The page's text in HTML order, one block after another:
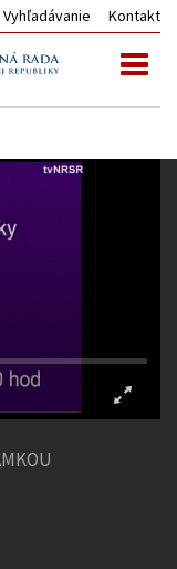
Vyhľadávanie Kontakt